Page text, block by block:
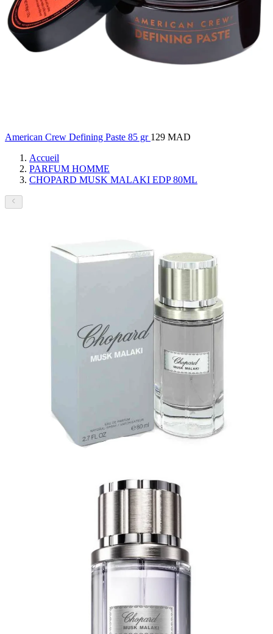
American Crew Defining Paste 85 gr 129 MAD
Accueil
PARFUM HOMME
CHOPARD MUSK MALAKI EDP 80ML